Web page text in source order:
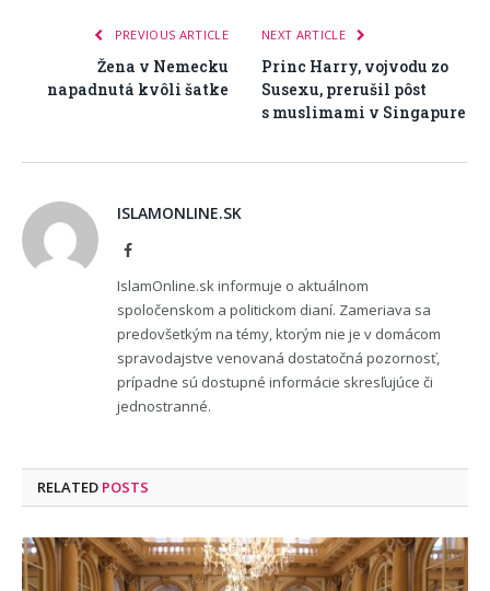
PREVIOUS ARTICLE
Žena v Nemecku
napadnutá kvôli šatke
NEXT ARTICLE
Princ Harry, vojvodu zo
Susexu, prerušil pôst
s muslimami v Singapure
ISLAMONLINE.SK
Facebook
IslamOnline.sk informuje o aktuálnom
spoločenskom a politickom dianí. Zameriava sa
predovšetkým na témy, ktorým nie je v domácom
spravodajstve venovaná dostatočná pozornosť,
prípadne sú dostupné informácie skresľujúce či
jednostranné.
RELATED POSTS